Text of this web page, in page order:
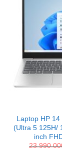
Laptop HP
(Ultra 5 125H/
inch